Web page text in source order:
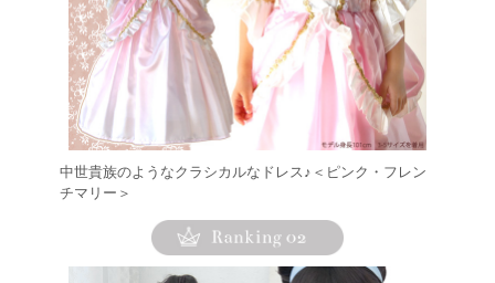
中世貴族のようなクラシカルなドレス♪＜ピンク・フレン
チマリー＞